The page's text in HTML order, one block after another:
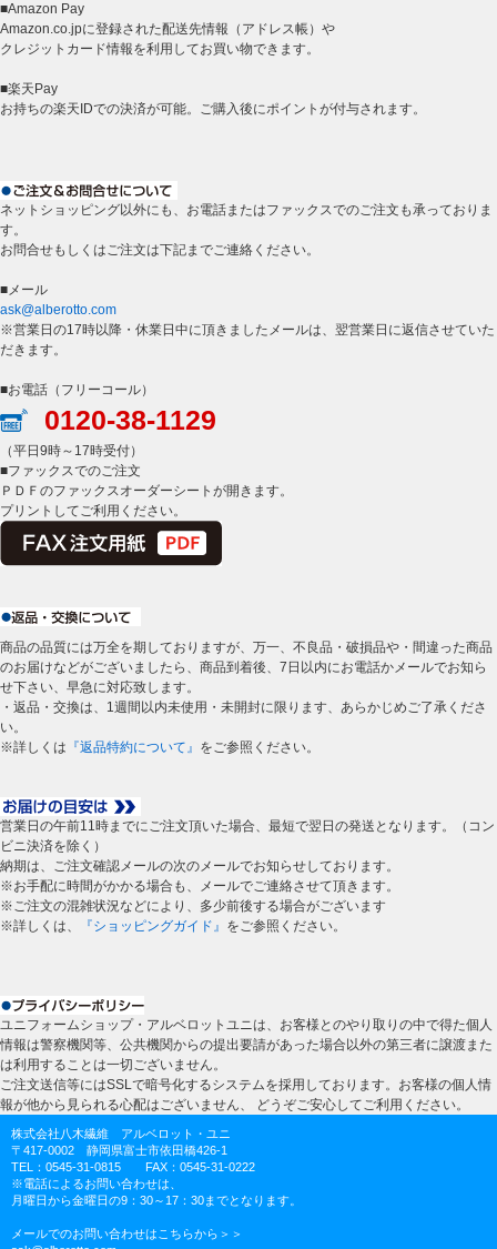
■Amazon Pay
Amazon.co.jpに登録された配送先情報（アドレス帳）や
クレジットカード情報を利用してお買い物できます。
■楽天Pay
お持ちの楽天IDでの決済が可能。ご購入後にポイントが付与されます。
ネットショッピング以外にも、お電話またはファックスでのご注文も承っておりま
す。
お問合せもしくはご注文は下記までご連絡ください。
■メール
ask@alberotto.com
※営業日の17時以降・休業日中に頂きましたメールは、翌営業日に返信させていた
だきます。
■お電話（フリーコール）
0120-38-1129
（平日9時～17時受付）
■ファックスでのご注文
ＰＤＦのファックスオーダーシートが開きます。
プリントしてご利用ください。
商品の品質には万全を期しておりますが、万一、不良品・破損品や・間違った商品
のお届けなどがございましたら、商品到着後、7日以内にお電話かメールでお知ら
せ下さい、早急に対応致します。
・返品・交換は、1週間以内未使用・未開封に限ります、あらかじめご了承くださ
い。
※詳しくは 『返品特約について』 をご参照ください。
営業日の午前11時までにご注文頂いた場合、最短で翌日の発送となります。（コン
ビニ決済を除く）
納期は、ご注文確認メールの次のメールでお知らせしております。
※お手配に時間がかかる場合も、メールでご連絡させて頂きます。
※ご注文の混雑状況などにより、多少前後する場合がございます
※詳しくは、
『ショッピングガイド』 をご参照ください。
ユニフォームショップ・アルベロットユニは、お客様とのやり取りの中で得た個人
情報は警察機関等、公共機関からの提出要請があった場合以外の第三者に譲渡また
は利用することは一切ございません。
ご注文送信等にはSSLで暗号化するシステムを採用しております。お客様の個人情
報が他から見られる心配はございません、 どうぞご安心してご利用ください。
株式会社八木繊維 アルベロット・ユニ
〒417-0002 静岡県富士市依田橋426-1
TEL：0545-31-0815 FAX：0545-31-0222
※電話によるお問い合わせは、
月曜日から金曜日の9：30～17：30までとなります。
メールでのお問い合わせはこちらから＞＞